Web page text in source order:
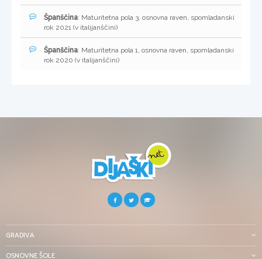
Španščina: Maturitetna pola 3, osnovna raven, spomladanski
rok 2021 (v italijanščini)
Španščina: Maturitetna pola 1, osnovna raven, spomladanski
rok 2020 (v italijanščini)
GRADIVA
OSNOVNE ŠOLE